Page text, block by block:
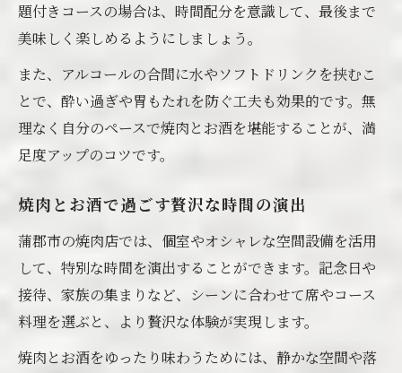
題付きコースの場合は、時間配分を意識して、最後まで
美味しく楽しめるようにしましょう。
また、アルコールの合間に水やソフトドリンクを挟むこ
とで、酔い過ぎや胃もたれを防ぐ工夫も効果的です。無
理なく自分のペースで焼肉とお酒を堪能することが、満
足度アップのコツです。
焼肉とお酒で過ごす贅沢な時間の演出
蒲郡市の焼肉店では、個室やオシャレな空間設備を活用
して、特別な時間を演出することができます。記念日や
接待、家族の集まりなど、シーンに合わせて席やコース
料理を選ぶと、より贅沢な体験が実現します。
焼肉とお酒をゆったり味わうためには、静かな空間や落